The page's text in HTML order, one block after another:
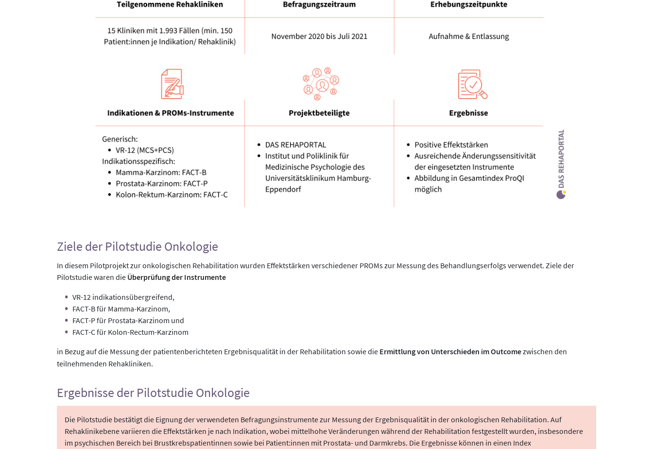
Ziele der Pilotstudie Onkologie
In diesem Pilotprojekt zur onkologischen Rehabilitation wurden Effektstärken verschiedener PROMs zur Messung des Behandlungserfolgs verwendet. Ziele der
Pilotstudie waren die Überprüfung der Instrumente
VR-12 indikationsübergreifend,
FACT-B für Mamma-Karzinom,
FACT-P für Prostata-Karzinom und
FACT-C für Kolon-Rectum-Karzinom
in Bezug auf die Messung der patientenberichteten Ergebnisqualität in der Rehabilitation sowie die Ermittlung von Unterschieden im Outcomezwischen den
teilnehmenden Rehakliniken.
Ergebnisse der Pilotstudie Onkologie
Die Pilotstudie bestätigt die Eignung der verwendeten Befragungsinstrumente zur Messung der Ergebnisqualität in der onkologischen Rehabilitation. Auf
Rehaklinikebene variieren die Effektstärken je nach Indikation, wobei mittelhohe Veränderungen während der Rehabilitation festgestellt wurden, insbesondere
im psychischen Bereich bei Brustkrebspatientinnen sowie bei Patient:innen mit Prostata- und Darmkrebs. Die Ergebnisse können in einen Index